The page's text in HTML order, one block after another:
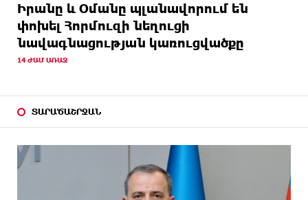
Իրանը և Օմանը պլանավորում են
փոխել Հորմուզի նեղուցի
նավագնացության կառուցվածքը
14 ԺԱՄ ԱՌԱՋ
ՏԱՐԱԾԱՇՐՋԱՆ